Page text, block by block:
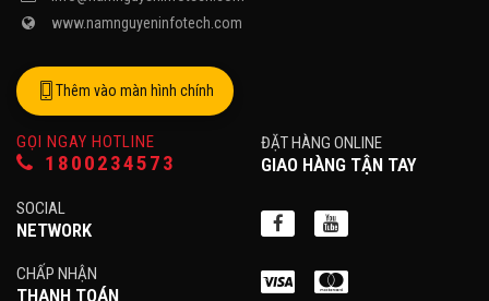
www.namnguyeninfotech.com
Thêm vào màn hình chính
GỌI NGAY HOTLINE
1800234573
ĐẶT HÀNG ONLINE
GIAO HÀNG TẬN TAY
SOCIAL
NETWORK
CHẤP NHẬN
THANH TOÁN